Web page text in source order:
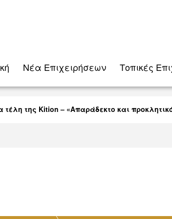
Νέα Eπιχειρήσεων Τοπικές
της Kition – «Απαράδεκτο και προκλητικό,